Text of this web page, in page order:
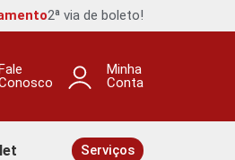
2ª via de boleto!
Minha
Conta
Serviços